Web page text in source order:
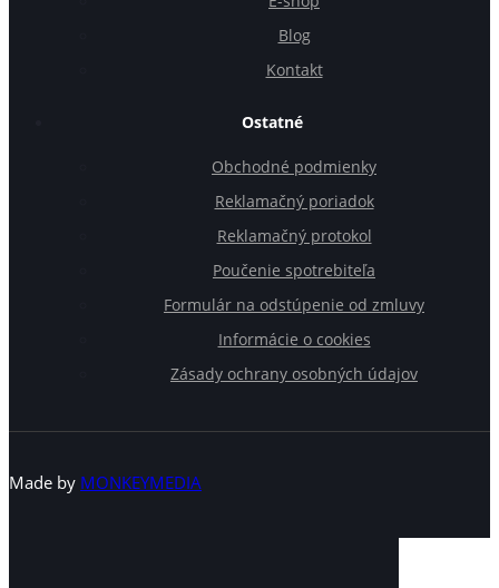
Blog
Kontakt
Ostatné
Obchodné podmienky
Reklamačný poriadok
Reklamačný protokol
Poučenie spotrebiteľa
Formulár na odstúpenie od zmluvy
Informácie o cookies
Zásady ochrany osobných údajov
Made by MONKEYMEDIA